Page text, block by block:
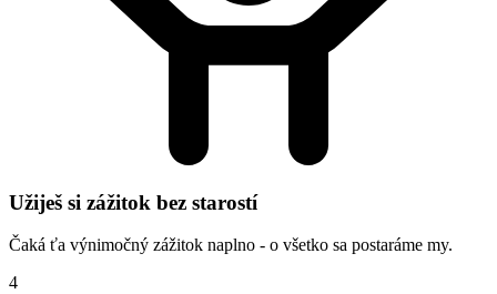
Užiješ si zážitok bez starostí
Čaká ťa výnimočný zážitok naplno - o všetko sa postaráme my.
4